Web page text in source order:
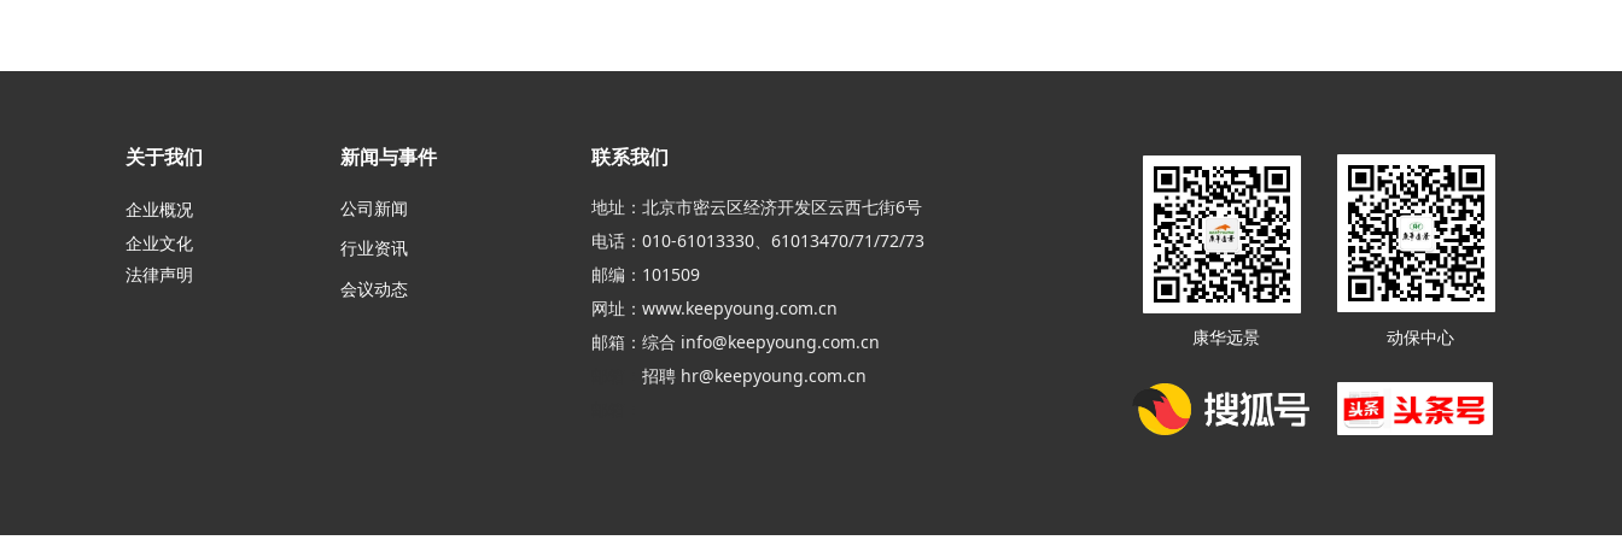
新闻与事件 联系我们
地址：北京市密云区经济开发区云西七街6号
电话：010-61013330、61013470/71/72/73
邮编：101509
网址： www.keepyoung.com.cn
邮箱：综合 info@keepyoung.com.cn
招聘 hr@keepyoung.com.cn
康华远景
关于我们
企业概况
企业文化
公司新闻
行业资讯
会议动态
动保中心
法律声明